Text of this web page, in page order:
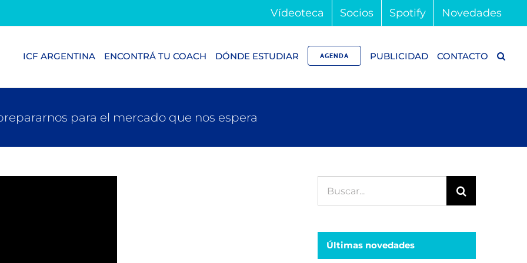
Vídeoteca Socios Spotify Novedades
ICF ARGENTINA ENCONTRÁ TU COACH DÓNDE ESTUDIAR AGENDA PUBLICIDAD CONTACTO
para el mercado que nos espera
Últimas novedades